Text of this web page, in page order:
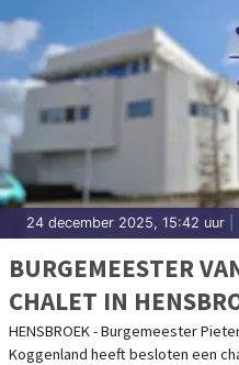
24 december 2025, 15:42 uur
BURGEMEESTER
CHALET IN
DRUGSVONDST
HENSBROEK - Burgemeester
Koggenland heeft besloten een